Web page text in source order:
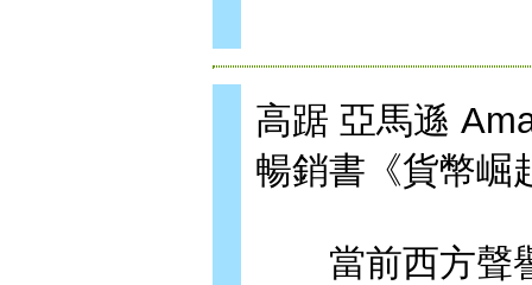
高踞 亞馬遜
暢銷書《貨幣崛
當前西方聲譽